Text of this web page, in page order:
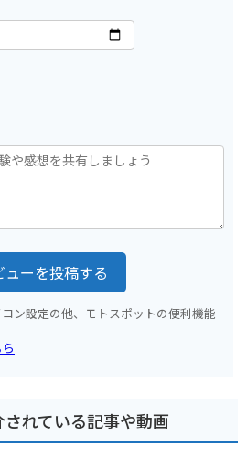
ューを投稿する
ン設定の他、モトスポットの便利機能
れている記事や動画